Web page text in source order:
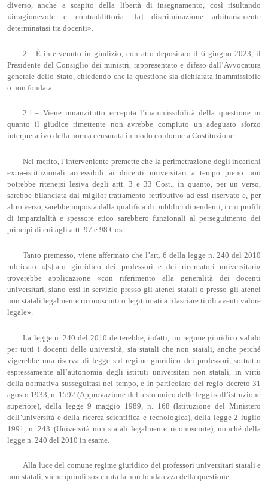
diverso, anche a scapito della libertà di insegnamento, così risultando
«irragionevole e contraddittoria [la] discriminazione arbitrariamente
determinatasi tra docenti».
2.– È intervenuto in giudizio, con atto depositato il 6 giugno 2023, il
Presidente del Consiglio dei ministri, rappresentato e difeso dall’Avvocatura
generale dello Stato, chiedendo che la questione sia dichiarata inammissibile
o non fondata.
2.1.– Viene innanzitutto eccepita l’inammissibilità della questione in
quanto il giudice rimettente non avrebbe compiuto un adeguato sforzo
interpretativo della norma censurata in modo conforme a Costituzione.
Nel merito, l’interveniente premette che la perimetrazione degli incarichi
extra-istituzionali accessibili ai docenti universitari a tempo pieno non
potrebbe ritenersi lesiva degli artt. 3 e 33 Cost., in quanto, per un verso,
sarebbe bilanciata dal miglior trattamento retributivo ad essi riservato e, per
altro verso, sarebbe imposta dalla qualifica di pubblici dipendenti, i cui profili
di imparzialità e spessore etico sarebbero funzionali al perseguimento dei
principi di cui agli artt. 97 e 98 Cost.
Tanto premesso, viene affermato che l’art. 6 della legge n. 240 del 2010
rubricato «[s]tato giuridico dei professori e dei ricercatori universitari»
troverebbe applicazione «con riferimento alla generalità dei docenti
universitari, siano essi in servizio presso gli atenei statali o presso gli atenei
non statali legalmente riconosciuti o legittimati a rilasciare titoli aventi valore
legale».
La legge n. 240 del 2010 detterebbe, infatti, un regime giuridico valido
per tutti i docenti delle università, sia statali che non statali, anche perché
vigerebbe una riserva di legge sul regime giuridico dei professori, sottratto
espressamente all’autonomia degli istituti universitari non statali, in virtù
della normativa susseguitasi nel tempo, e in particolare del regio decreto 31
agosto 1933, n. 1592 (Approvazione del testo unico delle leggi sull’istruzione
superiore), della legge 9 maggio 1989, n. 168 (Istituzione del Ministero
dell’università e della ricerca scientifica e tecnologica), della legge 2 luglio
1991, n. 243 (Università non statali legalmente riconosciute), nonché della
legge n. 240 del 2010 in esame.
Alla luce del comune regime giuridico dei professori universitari statali e
non statali, viene quindi sostenuta la non fondatezza della questione.